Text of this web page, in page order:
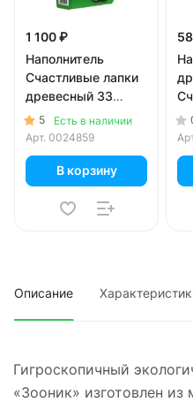
1 100 ₽
Наполнитель
Счастливые лапки
древесный 33
литра
5
Есть в наличии
Арт. 0024859
В корзину
16
Описание
Гигроскопичный
«Зооник» изготовлен